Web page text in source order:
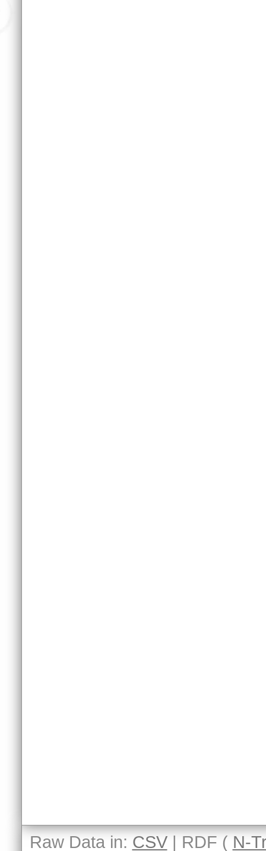
Raw Data in: CSV| RDF ( N-